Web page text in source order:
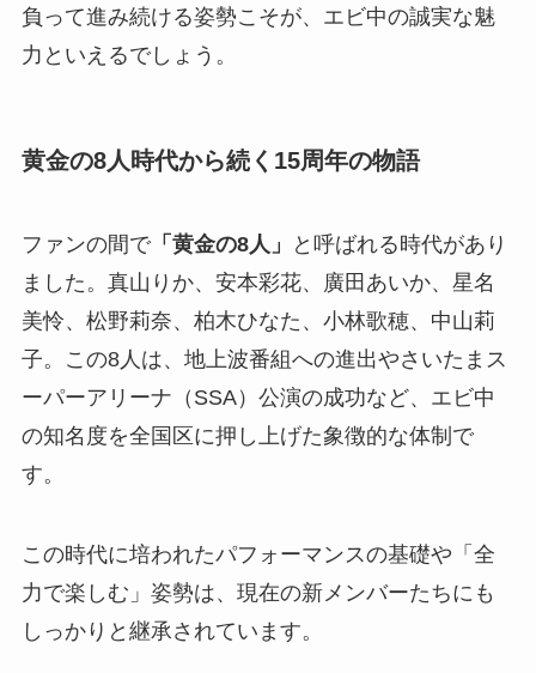
負って進み続ける姿勢こそが、エビ中の誠実な魅
力といえるでしょう。
黄金の8人時代から続く15周年の物語
ファンの間で「黄金の8人」
と呼ばれる時代があり
ました。真山りか、安本彩花、廣田あいか、星名
美怜、松野莉奈、柏木ひなた、小林歌穂、中山莉
子。この8人は、地上波番組への進出やさいたまス
ーパーアリーナ（SSA）公演の成功など、エビ中
の知名度を全国区に押し上げた象徴的な体制で
す。
この時代に培われたパフォーマンスの基礎や「全
力で楽しむ」姿勢は、現在の新メンバーたちにも
しっかりと継承されています。